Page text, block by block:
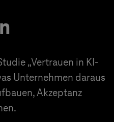
„Vertrauen in KI-
Unternehmen daraus
Akzeptanz